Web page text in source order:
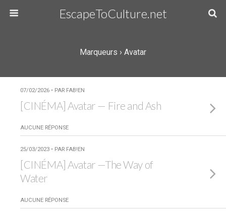
EscapeToCulture.net
Marqueurs › Avatar
07/02/2026 • PAR FAB!EN
[CINÉMA] Avatar — Fire and Ash
AUCUNE RÉPONSE
25/03/2023 • PAR FAB!EN
[CINÉMA] Avatar —The Way of
Water
AUCUNE RÉPONSE